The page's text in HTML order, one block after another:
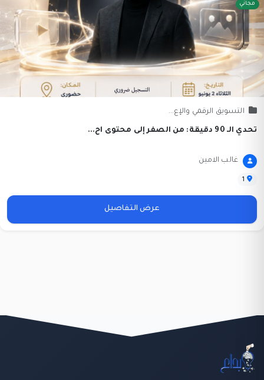
مجاني
التسويق الرقمي والإع...
تحدي الـ 90 دقيقة: من الصفر إلى محتوى اح...
غالب الامين
1
عرض التفاصيل